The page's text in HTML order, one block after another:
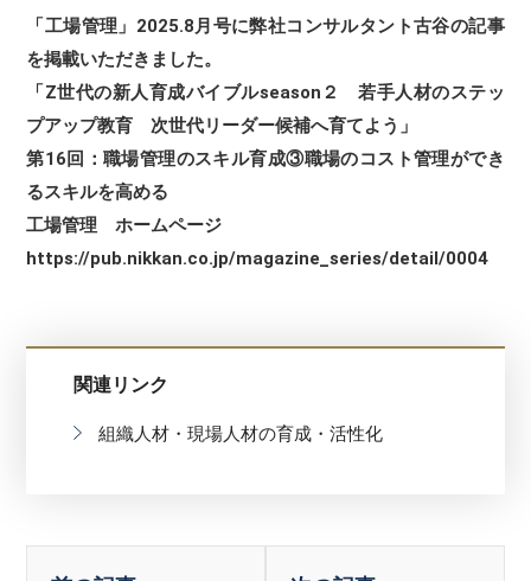
「工場管理」2025.8月号に弊社コンサルタント古谷の記事
を掲載いただきました。
「Z世代の新人育成バイブルseason２ 若手人材のステッ
プアップ教育 次世代リーダー候補へ育てよう」
第16回：職場管理のスキル育成③職場のコスト管理ができ
るスキルを高める
工場管理 ホームページ
https://pub.nikkan.co.jp/magazine_series/detail/0004
関連リンク
組織人材・現場人材の育成・活性化